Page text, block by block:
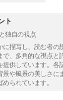
ト
独自の視点
描写し、読む者の
で、多角的な視点と
供しています。各
や風景の美しさに
られています。